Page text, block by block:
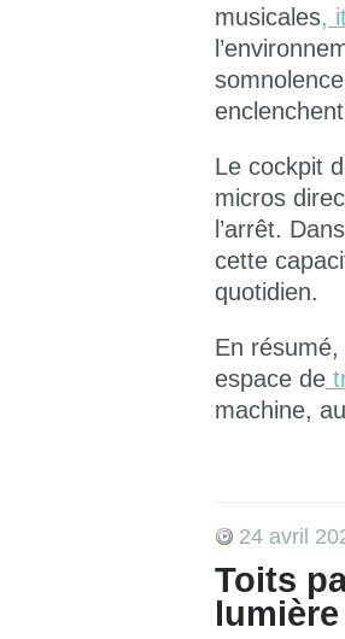
musicales,
Le cockpit
micros
l’arrêt.
cette
quotidien.
En résumé,
espace de
machine, au
24 avril
Toits
lumière